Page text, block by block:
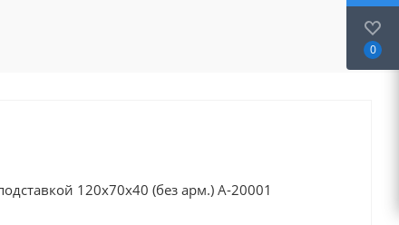
120х70х40 (без арм.) А-20001
0